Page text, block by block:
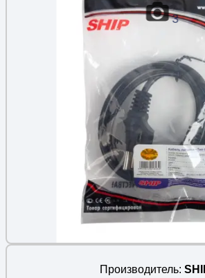
3
Производитель